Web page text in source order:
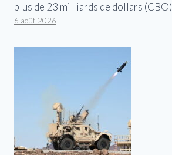
plus de 23 milliards de dollars (CBO)
6 août 2026